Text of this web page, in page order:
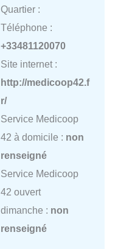
Quartier :
Téléphone :
+33481120070
Site internet :
http://medicoop42.f
r/
Service Medicoop
42 à domicile : non
renseigné
Service Medicoop
42 ouvert
dimanche : non
renseigné